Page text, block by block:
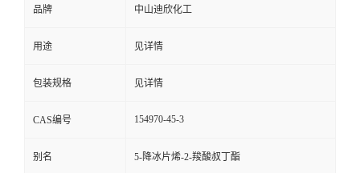
线
留
言
品牌 中山迪欣化工
用途 见详情
包装规格 见详情
CAS编号 154970-45-3
别名 5-降冰片烯-2-羧酸叔丁酯